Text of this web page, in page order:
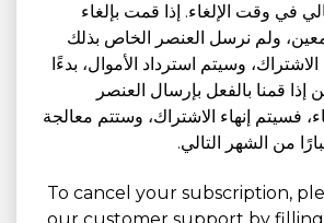
في وقت الإلغاء. إذا قمت بإلغاء
ولم نرسل العنصر الخاص بذلك
وسيتم استرداد الأموال، بدءًا
قمنا بالفعل بإرسال العنصر
فسيتم إنهاء الاشتراك، وستتم معالجة
من الشهر التالي.
7.3. To cancel your subscription,